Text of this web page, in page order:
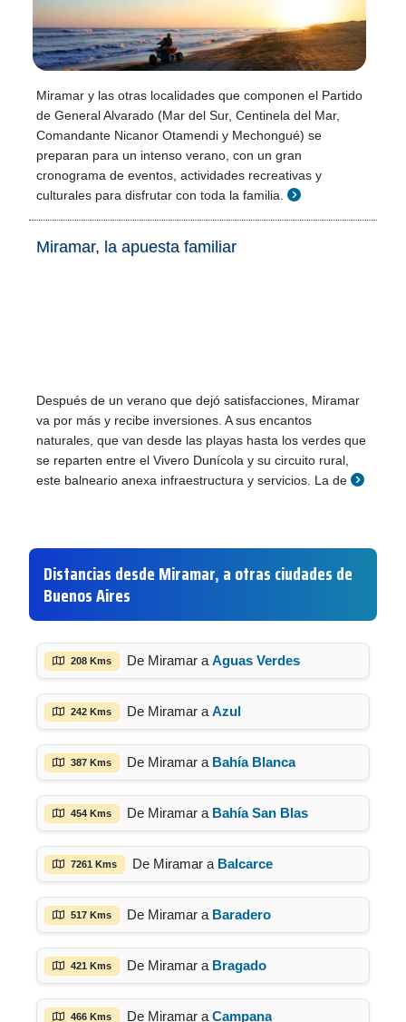
Miramar y las otras localidades que componen el Partido
de General Alvarado (Mar del Sur, Centinela del Mar,
Comandante Nicanor Otamendi y Mechongué) se
preparan para un intenso verano, con un gran
cronograma de eventos, actividades recreativas y
culturales para disfrutar con toda la familia.
Miramar, la apuesta familiar
Después de un verano que dejó satisfacciones, Miramar
va por más y recibe inversiones. A sus encantos
naturales, que van desde las playas hasta los verdes que
se reparten entre el Vivero Dunícola y su circuito rural,
este balneario anexa infraestructura y servicios. La de
Distancias desde Miramar, a otras ciudades de
Buenos Aires
208 Kms De Miramar a Aguas Verdes
242 Kms De Miramar a Azul
387 Kms De Miramar a Bahía Blanca
454 Kms De Miramar a Bahía San Blas
7261 Kms De Miramar a Balcarce
517 Kms De Miramar a Baradero
421 Kms De Miramar a Bragado
466 Kms De Miramar a Campana